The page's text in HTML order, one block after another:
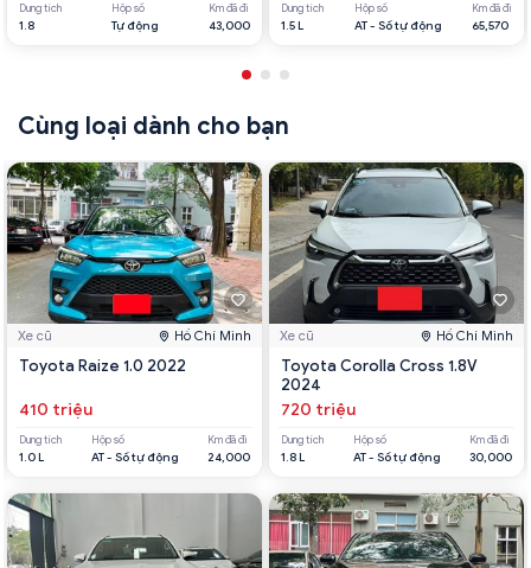
Dung tích
1.8
Hộp số
Tự động
Km đã đi
43,000
Dung tích
1.5 L
Hộp số
AT - Số tự động
Km đã đi
65,570
Cùng loại dành cho bạn
Xe cũ Hồ Chí Minh
Toyota Raize 1.0 2022
410 triệu
Dung tích
1.0 L
Hộp số
AT - Số tự động
Km đã đi
24,000
Xe cũ Hồ Chí Minh
Toyota Corolla Cross 1.8V
2024
720 triệu
Dung tích
1.8 L
Hộp số
AT - Số tự động
Km đã đi
30,000